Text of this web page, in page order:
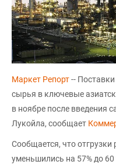
Маркет Репорт--
сырья в ключевые
в ноябре после введения
Лукойла, сообщает
Сообщается, что
уменьшились на 57% до